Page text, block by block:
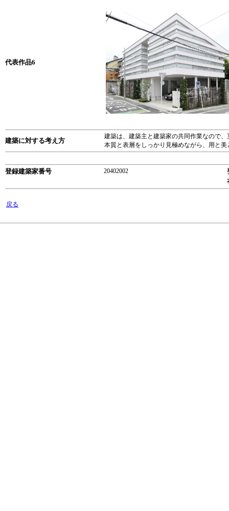
代表作品6
建築に対する考え方
建築は、建築主と建築家の共同作業なので
本質と表層をしっかり見極めながら、用と
登録建築家番号 20402002
戻る